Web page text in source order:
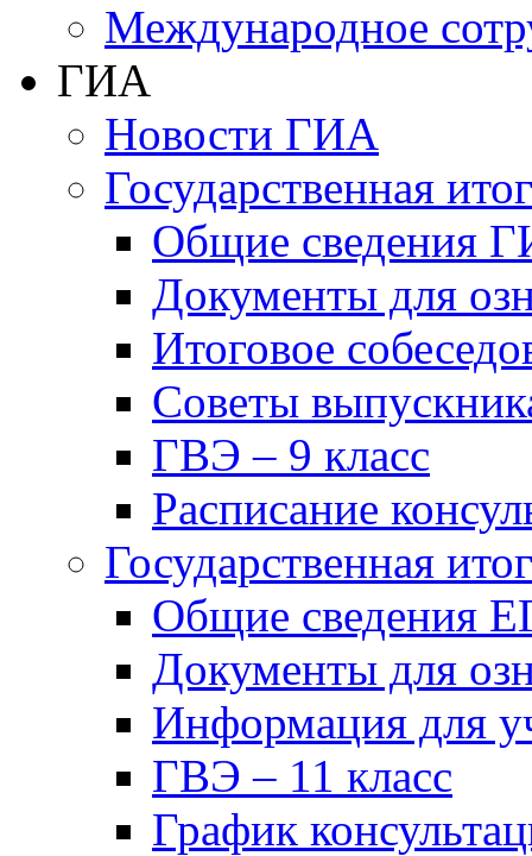
Международное
ГИА
Новости ГИА
Государственная
Общие сведения
Документы для
Итоговое
Советы
ГВЭ – 9 класс
Расписание
Государственная
Общие сведения
Документы для
Информация для
ГВЭ – 11 класс
График